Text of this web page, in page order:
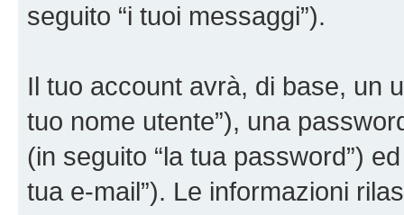
seguito “i tuoi messaggi”).
Il tuo account avrà, di base, un
tuo nome utente”), una
(in seguito “la tua password”)
tua e-mail”). Le informazioni